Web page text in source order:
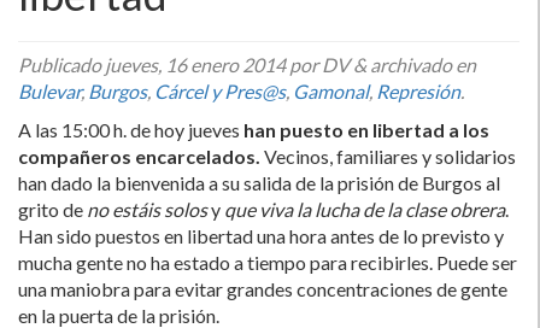
Publicadojueves, 16 enero 2014por DV&archivado en
Bulevar, Burgos, Cárcel y Pres@s, Gamonal, Represión.
A las 15:00 h. de hoy jueves han puesto en libertad a los
compañeros encarcelados. Vecinos, familiares y solidarios
han dado la bienvenida a su salida de la prisión de Burgos al
grito de no estáis solosy que viva la lucha de la clase obrera.
Han sido puestos en libertad una hora antes de lo previsto y
mucha gente no ha estado a tiempo para recibirles. Puede ser
una maniobra para evitar grandes concentraciones de gente
en la puerta de la prisión.